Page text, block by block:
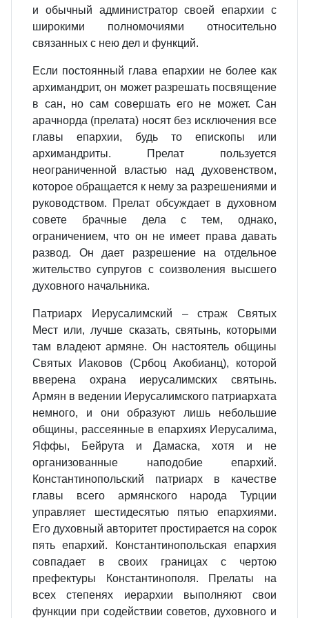
и обычный администратор своей епархии с
широкими полномочиями относительно
связанных с нею дел и функций.
Если постоянный глава епархии не более как
архимандрит, он может разрешать посвящение
в сан, но сам совершать его не может. Сан
арачнорда (прелата) носят без исключения все
главы епархии, будь то епископы или
архимандриты. Прелат пользуется
неограниченной властью над духовенством,
которое обращается к нему за разрешениями и
руководством. Прелат обсуждает в духовном
совете брачные дела с тем, однако,
ограничением, что он не имеет права давать
развод. Он дает разрешение на отдельное
жительство супругов с соизволения высшего
духовного начальника.
Патриарх Иерусалимский – страж Святых
Мест или, лучше сказать, святынь, которыми
там владеют армяне. Он настоятель общины
Святых Иаковов (Србоц Акобианц), которой
вверена охрана иерусалимских святынь.
Армян в ведении Иерусалимского патриархата
немного, и они образуют лишь небольшие
общины, рассеянные в епархиях Иерусалима,
Яффы, Бейрута и Дамаска, хотя и не
организованные наподобие епархий.
Константинопольский патриарх в качестве
главы всего армянского народа Турции
управляет шестидесятью пятью епархиями.
Его духовный авторитет простирается на сорок
пять епархий. Константинопольская епархия
совпадает в своих границах с чертою
префектуры Константинополя. Прелаты на
всех степенях иерархии выполняют свои
функции при содействии советов, духовного и